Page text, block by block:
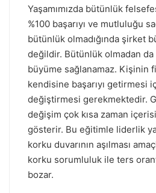
Yaşamımızda bütünlük
%100 başarıyı ve mutluluğu
bütünlük olmadığında şirket
değildir. Bütünlük olmadan
büyüme sağlanamaz. Kişinin
kendisine başarıyı getirmesi
değiştirmesi gerekmektedir.
değişim çok kısa zaman
gösterir. Bu eğitimle liderlik
korku duvarının aşılması
korku sorumluluk ile ters
bozar.